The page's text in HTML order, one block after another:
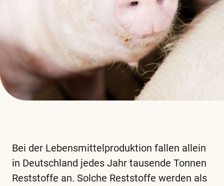
Bei der Lebensmittelproduktion fallen allein
in Deutschland jedes Jahr tausende Tonnen
Reststoffe an. Solche Reststoffe werden als